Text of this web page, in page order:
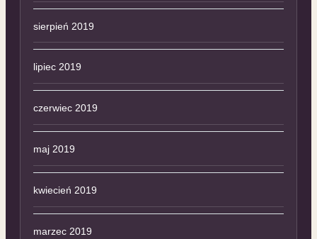
sierpień 2019
lipiec 2019
czerwiec 2019
maj 2019
kwiecień 2019
marzec 2019